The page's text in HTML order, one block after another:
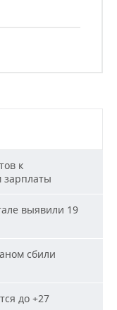
к
зарплаты
выявили 19
сбили
до +27